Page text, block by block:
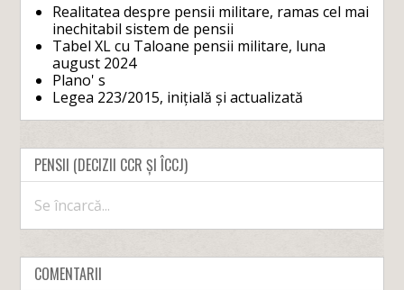
Realitatea despre pensii militare, ramas cel mai
inechitabil sistem de pensii
Tabel XL cu Taloane pensii militare, luna
august 2024
Plano' s
Legea 223/2015, inițială și actualizată
PENSII (DECIZII CCR ȘI ÎCCJ)
Se încarcă...
COMENTARII